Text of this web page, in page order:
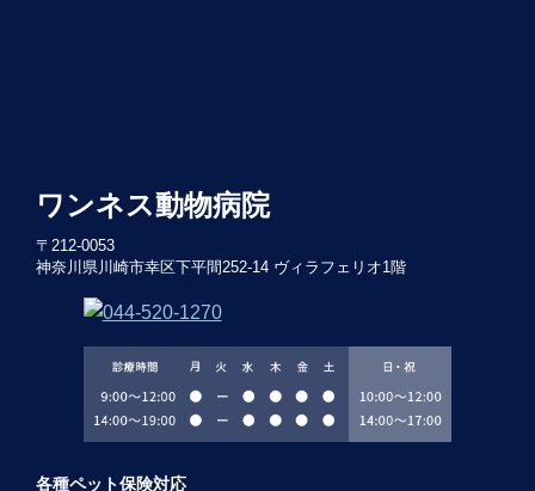
ワンネス動物病院
〒212-0053
神奈川県川崎市幸区下平間252-14 ヴィラフェリオ1階
各種ペット保険対応